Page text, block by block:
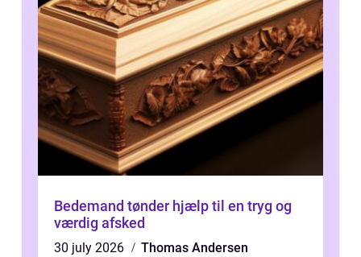
Bedemand tønder hjælp til en tryg og
værdig afsked
30 july 2026
Thomas Andersen